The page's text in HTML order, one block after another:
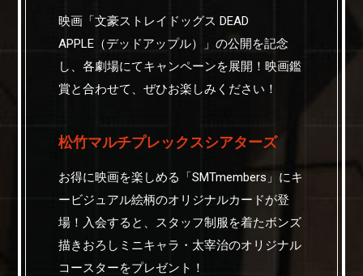
映画「文豪ストレイドッグス DEAD
APPLE（デッドアップル）」の公開を記念
し、各劇場にてキャンペーンを展開！映画鑑
賞と合わせて、ぜひお楽しみください！
松竹マルチプレックスシアターズ
お得に映画を楽しめる「SMTmembers」にキ
ービジュアル絵柄のオリジナルカードが登
場！入会すると、スタッフ制服を着たボンズ
描きおろしミニキャラ・太宰治のオリジナル
コースターをプレゼント！